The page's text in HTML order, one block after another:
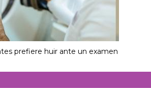
prefiere huir ante un examen